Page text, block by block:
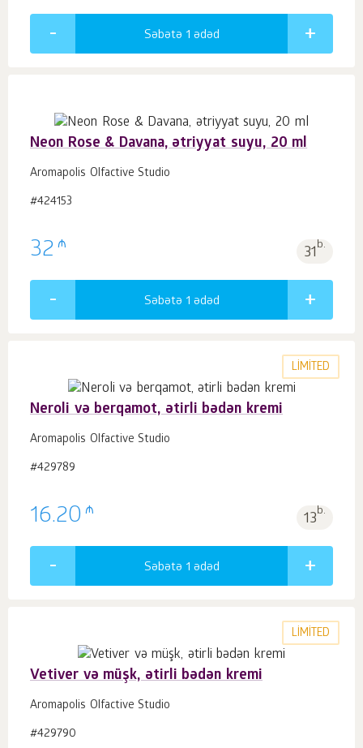
Səbətə 1 ədəd
Neon Rose & Davana, ətriyyat suyu, 20 ml
Aromapolis Olfactive Studio
#424153
32 ₼ 31b.
Səbətə 1 ədəd
LIMITED
Neroli və berqamot, ətirli bədən kremi
Aromapolis Olfactive Studio
#429789
16.20 ₼ 13b.
Səbətə 1 ədəd
LIMITED
Vetiver və müşk, ətirli bədən kremi
Aromapolis Olfactive Studio
#429790